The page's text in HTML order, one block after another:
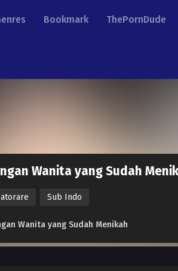
Bookmark ThePornDude
Wanita yang Sudah
Sub Indo
Wanita yang Sudah Menikah